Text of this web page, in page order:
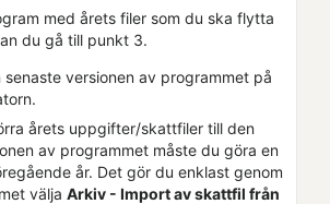
med årets filer som du ska flytta
du gå till punkt 3.
senaste versionen av programmet på
årets uppgifter/skattfiler till den
av programmet måste du göra en
år. Det gör du enklast genom
välja Arkiv - Import av skattfil från